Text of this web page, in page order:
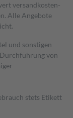
versand­kosten­
Alle Angebote
und sonstigen
von
stets Etikett